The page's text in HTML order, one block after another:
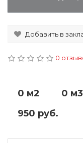
Добавить в
0
0 м2 0 м3
950 руб.